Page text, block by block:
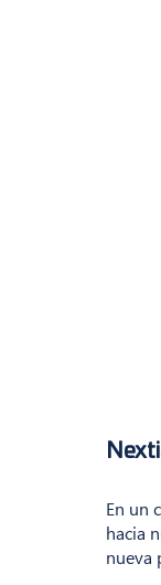
En un
hacia
nueva